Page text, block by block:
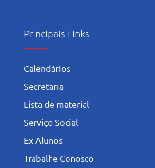
Principais Links
Calendários
Secretaria
L ista de material
Serviço Social
Ex-Alunos
Trabalhe Conosco